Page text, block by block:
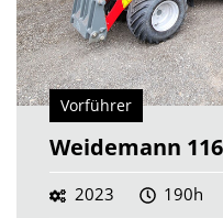
Vorführer
Weidemann
2023 190h